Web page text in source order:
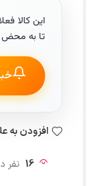
این کالا
تا به
افزودن به
16 نفر